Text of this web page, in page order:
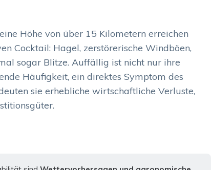
Höhe von über 15 Kilometern erreichen
Cocktail: Hagel, zerstörerische Windböen,
sogar Blitze. Auffällig ist nicht nur ihre
Häufigkeit, ein direktes Symptom des
sie erhebliche wirtschaftliche Verluste,